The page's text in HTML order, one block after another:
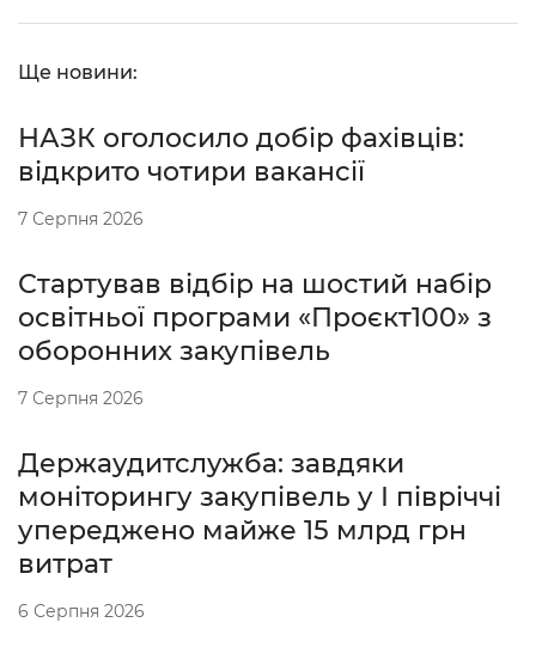
Ще новини:
НАЗК оголосило добір фахівців:
відкрито чотири вакансії
7 Серпня 2026
Стартував відбір на шостий набір
освітньої програми «Проєкт100» з
оборонних закупівель
7 Серпня 2026
Держаудитслужба: завдяки
моніторингу закупівель у І півріччі
упереджено майже 15 млрд грн
витрат
6 Серпня 2026